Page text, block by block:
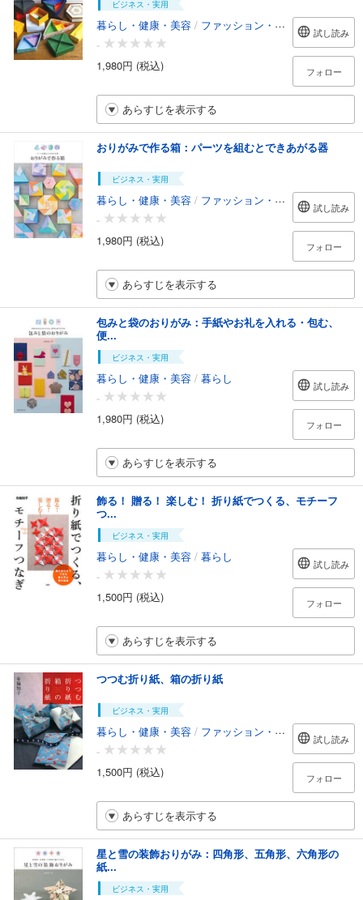
ビジネス・実用
暮らし・健康・美容 / ファッション・美容
-
1,980円 (税込)
試し読み
フォロー
あらすじを表示する
おりがみで作る箱：パーツを組むとできあがる器
ビジネス・実用
暮らし・健康・美容 / ファッション・美容
-
1,980円 (税込)
試し読み
フォロー
あらすじを表示する
包みと袋のおりがみ：手紙やお礼を入れる・包む、
便...
ビジネス・実用
暮らし・健康・美容 / 暮らし
-
1,980円 (税込)
試し読み
フォロー
あらすじを表示する
飾る！ 贈る！ 楽しむ！ 折り紙でつくる、モチーフ
つ...
ビジネス・実用
暮らし・健康・美容 / 暮らし
-
1,500円 (税込)
試し読み
フォロー
あらすじを表示する
つつむ折り紙、箱の折り紙
ビジネス・実用
暮らし・健康・美容 / ファッション・美容
-
1,500円 (税込)
試し読み
フォロー
あらすじを表示する
星と雪の装飾おりがみ：四角形、五角形、六角形の
紙...
ビジネス・実用